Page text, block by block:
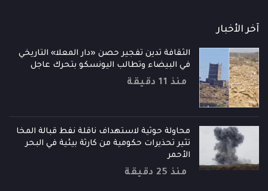
آخر الأخبار
الثقافة تدين تفجير حصن «دار المعلا» التاريخي
في البيضاء وتطالب اليونسكو بتحرك عاجل
منذ 11 دقيقة
محاولة حوثية لاستهداف ناقلة نفط قبالة المخا
تثير تحذيرات حكومية من كارثة بيئية في البحر
الأحمر
منذ 25 دقيقة